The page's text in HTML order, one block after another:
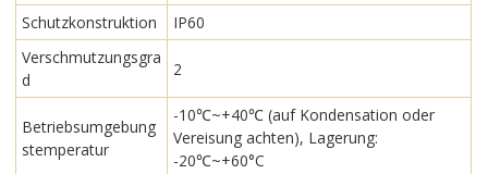
Schutzkonstruktion
IP60
Verschmutzungsgra
d
2
Betriebsumgebung
stemperatur
-10℃~+40℃ (auf Kondensation oder
Vereisung achten), Lagerung:
-20℃~+60°C